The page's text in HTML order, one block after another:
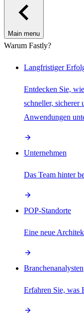
Main menu
Warum Fastly?
Langfristiger
Entdecken Sie,
schneller, sicherer
Anwendungen
Unternehmen
Das Team hinter
POP-Standorte
Eine neue
Branchenanalysten
Erfahren Sie, was